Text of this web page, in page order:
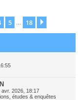
c
5 18
avr. 2026, 18:17
études & enquêtes